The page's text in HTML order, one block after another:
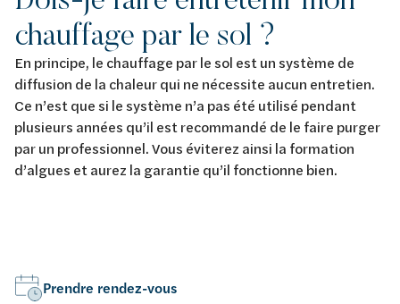
chauffage par le sol ?
En principe, le chauffage par le sol est un système de
diffusion de la chaleur qui ne nécessite aucun entretien.
Ce n’est que si le système n’a pas été utilisé pendant
plusieurs années qu’il est recommandé de le faire purger
par un professionnel. Vous éviterez ainsi la formation
d’algues et aurez la garantie qu’il fonctionne bien.
Prendre rendez-vous